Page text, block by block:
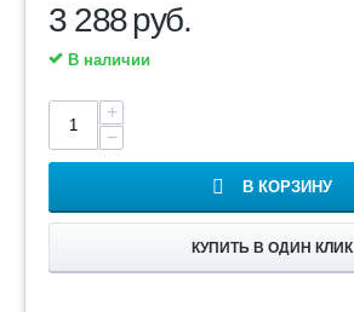
3 288руб.
В наличии
+
−
В КОРЗИНУ
КУПИТЬ В ОДИН КЛИК